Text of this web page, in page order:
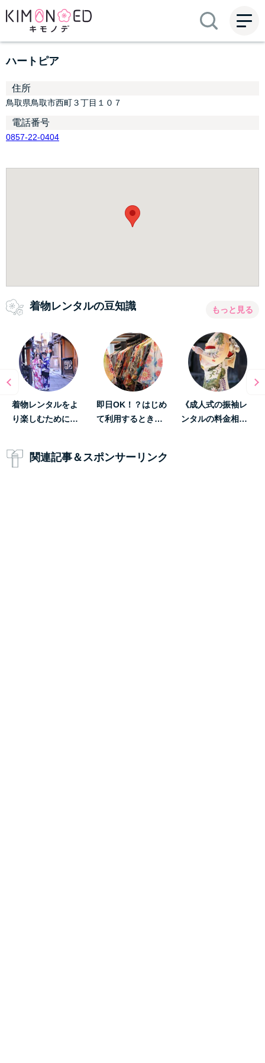
ME
NU
ハートピア
住所
鳥取県鳥取市西町３丁目１０７
電話番号
0857-22-0404
着物レンタルの豆知識 もっと見る
着物レンタルをよ
り楽しむために…
即日OK！？はじめ
て利用するとき…
《成人式の振袖レ
ンタルの料金相…
関連記事＆スポンサーリンク